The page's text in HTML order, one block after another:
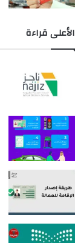
الأعلى قراءة